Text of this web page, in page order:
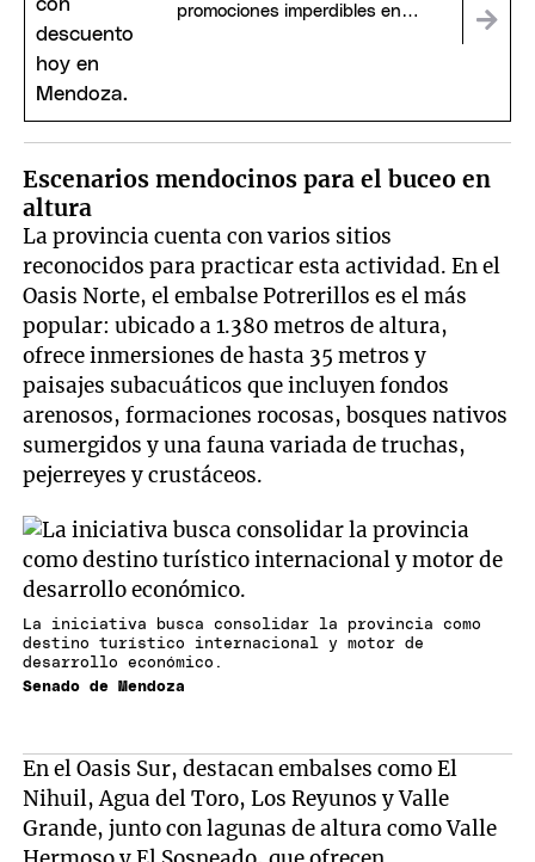
promociones imperdibles en
Escenarios mendocinos para el buceo en
altura
La provincia cuenta con varios sitios
reconocidos para practicar esta actividad. En el
Oasis Norte, el embalse Potrerillos es el más
popular: ubicado a 1.380 metros de altura,
ofrece inmersiones de hasta 35 metros y
paisajes subacuáticos que incluyen fondos
arenosos, formaciones rocosas, bosques nativos
sumergidos y una fauna variada de truchas,
pejerreyes y crustáceos.
La iniciativa busca consolidar la provincia como
destino turístico internacional y motor de
desarrollo económico.
Senado de Mendoza
En el Oasis Sur, destacan embalses como El
Nihuil, Agua del Toro, Los Reyunos y Valle
Grande, junto con lagunas de altura como Valle